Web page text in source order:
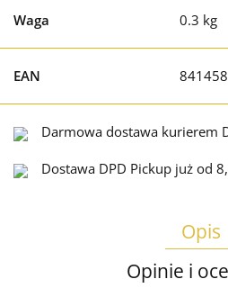
Waga 0.3 kg
EAN
Darmowa dostawa kurierem
Dostawa DPD Pickup już od
Opis
Opinie i